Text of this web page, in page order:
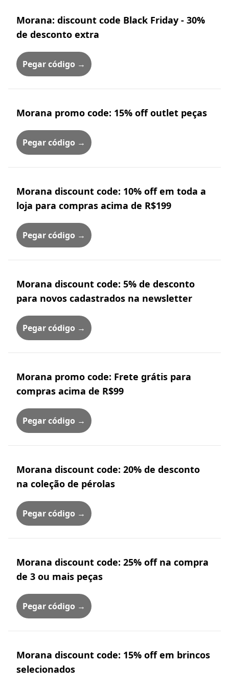
Morana: discount code Black Friday - 30%
de desconto extra
Pegar código →
Morana promo code: 15% off outlet peças
Pegar código →
Morana discount code: 10% off em toda a
loja para compras acima de R$199
Pegar código →
Morana discount code: 5% de desconto
para novos cadastrados na newsletter
Pegar código →
Morana promo code: Frete grátis para
compras acima de R$99
Pegar código →
Morana discount code: 20% de desconto
na coleção de pérolas
Pegar código →
Morana discount code: 25% off na compra
de 3 ou mais peças
Pegar código →
Morana discount code: 15% off em brincos
selecionados